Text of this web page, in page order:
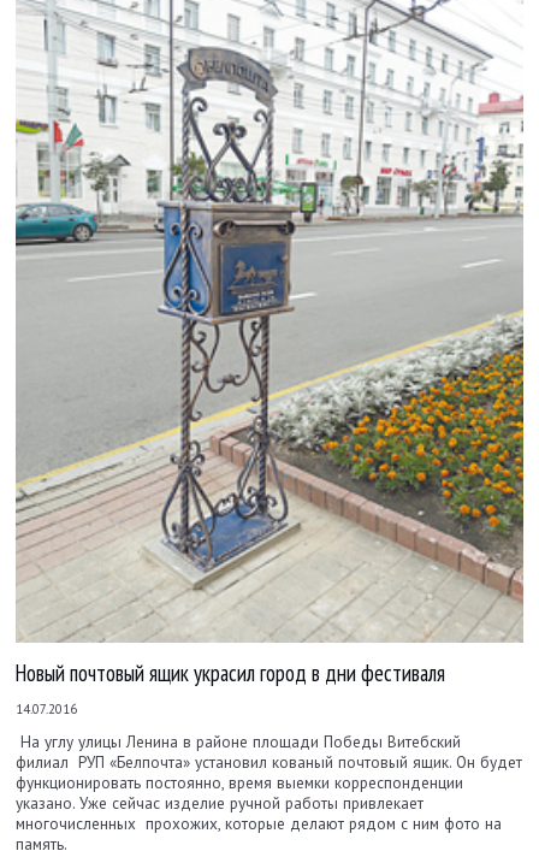
Новый почтовый ящик украсил город в дни фестиваля
14.07.2016
На углу улицы Ленина в районе площади Победы Витебский
филиал РУП «Белпочта» установил кованый почтовый ящик. Он будет
функционировать постоянно, время выемки корреспонденции
указано. Уже сейчас изделие ручной работы привлекает
многочисленных прохожих, которые делают рядом с ним фото на
память.